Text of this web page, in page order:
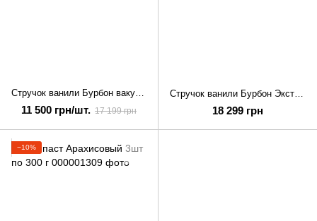
11 500 грн/шт. 17 199 грн 18 299 грн
−10%